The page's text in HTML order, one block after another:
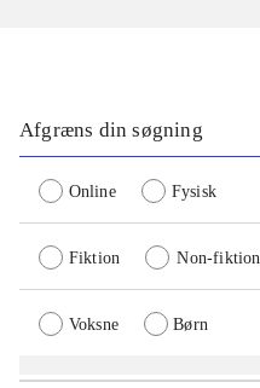
Afgræns din søgning
Online Fysisk
Fiktion Non-fiktion
Voksne Børn